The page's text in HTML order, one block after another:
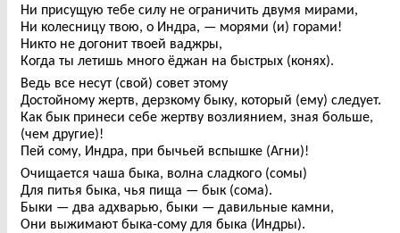
Ни присущую тебе силу не ограничить двумя мирами,
Ни колесницу твою, о Индра, — морями (и) горами!
Никто не догонит твоей ваджры,
Когда ты летишь много ёджан на быстрых (конях).
Ведь все несут (свой) совет этому
Достойному жертв, дерзкому быку, который (ему) следует.
Как бык принеси себе жертву возлиянием, зная больше,
(чем другие)!
Пей сому, Индра, при бычьей вспышке (Агни)!
Очищается чаша быка, волна сладкого (сомы)
Для питья быка, чья пища — бык (сома).
Быки — два адхварью, быки — давильные камни,
Они выжимают быка-сому для быка (Индры).